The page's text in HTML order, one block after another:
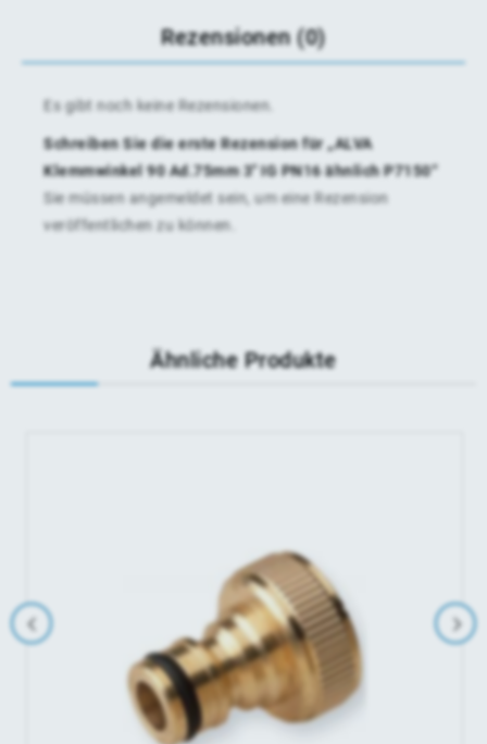
Rezensionen (0)
Es gibt noch keine Rezensionen.
Schreiben Sie die erste Rezension für „ALVA
Klemmwinkel 90 Ad.75mm 3″ IG PN16 ähnlich P7150“
Sie müssen angemeldet sein, um eine Rezension
veröffentlichen zu können.
Ähnliche Produkte